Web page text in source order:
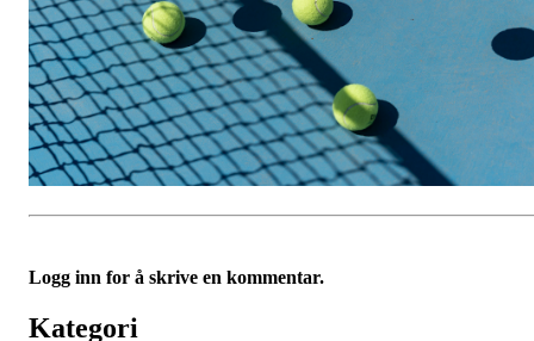
Logg inn for å skrive en kommentar.
Kategori